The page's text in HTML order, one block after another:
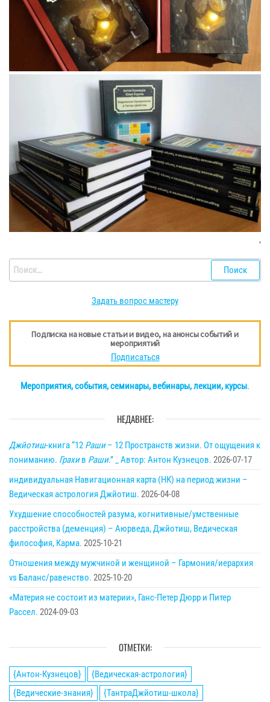
‘
Найти:
Задать вопрос мастеру
Подписка на новые статьи и видео, на анонсы событий и
мероприятий
Подписаться
Мероприятия, события, семинары, вебинары, лекции, курсы.
НЕДАВНЕЕ:
Джйотиш-книга “12 Раши– 12 Пространств жизни. От ощущения к
пониманию. Грахив Раши.” _ Автор: Антон Кузнецов. 2026-07-17
индивидуальная Навигационная карта (НК) на период жизни –
Ведическая астрология Джйотиш. 2026-04-08
Ухудшение способностей разума, когнитивные/умственные
расстройства (деменция) – Аюрведа, Джйотиш, Ведическая
философия, Карма. 2025-10-21
Отношения между мужчиной и женщиной – Гармония/иерархия
vs Баланс/равенство. 2025-10-20
«Материя не состоит из материи», Ганс-Петер Дюрр и Питер
Рассел. 2024-09-03
ОТМЕТКИ:
{Антон-Кузнецов}
{Ведическая-астрология}
{Ведические-знания}
{ТантраДжйотиш-школа}